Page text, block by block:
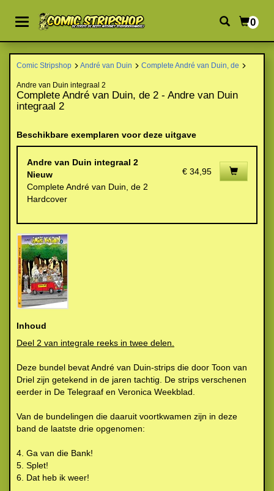
0
Comic Stripshop André van Duin Complete André van Duin, de
Andre van Duin integraal 2
Complete André van Duin, de 2 - Andre van Duin
integraal 2
Beschikbare exemplaren voor deze uitgave
Andre van Duin integraal 2
Nieuw
Complete André van Duin, de 2
Hardcover
€ 34,95
Inhoud
Deel 2 van integrale reeks in twee delen.
Deze bundel bevat André van Duin-strips die door Toon van
Driel zijn getekend in de jaren tachtig. De strips verschenen
eerder in De Telegraaf en Veronica Weekblad.
Van de bundelingen die daaruit voortkwamen zijn in deze
band de laatste drie opgenomen:
4. Ga van die Bank!
5. Splet!
6. Dat heb ik weer!